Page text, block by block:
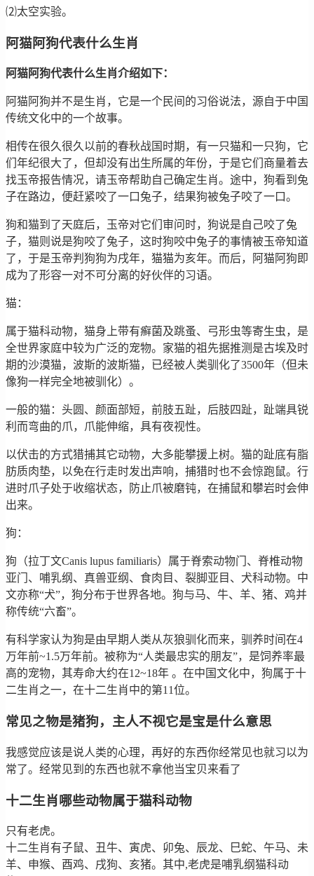
⑵太空实验。
阿猫阿狗代表什么生肖
阿猫阿狗代表什么生肖介绍如下：
阿猫阿狗并不是生肖，它是一个民间的习俗说法，源自于中国
传统文化中的一个故事。
相传在很久很久以前的春秋战国时期，有一只猫和一只狗，它
们年纪很大了，但却没有出生所属的年份，于是它们商量着去
找玉帝报告情况，请玉帝帮助自己确定生肖。途中，狗看到兔
子在路边，便赶紧咬了一口兔子，结果狗被兔子咬了一口。
狗和猫到了天庭后，玉帝对它们审问时，狗说是自己咬了兔
子，猫则说是狗咬了兔子，这时狗咬中兔子的事情被玉帝知道
了，于是玉帝判狗狗为戌年，猫猫为亥年。而后，阿猫阿狗即
成为了形容一对不可分离的好伙伴的习语。
猫：
属于猫科动物，猫身上带有癣菌及跳蚤、弓形虫等寄生虫，是
全世界家庭中较为广泛的宠物。家猫的祖先据推测是古埃及时
期的沙漠猫，波斯的波斯猫，已经被人类驯化了3500年（但未
像狗一样完全地被驯化）。
一般的猫：头圆、颜面部短，前肢五趾，后肢四趾，趾端具锐
利而弯曲的爪，爪能伸缩，具有夜视性。
以伏击的方式猎捕其它动物，大多能攀援上树。猫的趾底有脂
肪质肉垫，以免在行走时发出声响，捕猎时也不会惊跑鼠。行
进时爪子处于收缩状态，防止爪被磨钝，在捕鼠和攀岩时会伸
出来。
狗：
狗（拉丁文Canis lupus familiaris）属于脊索动物门、脊椎动物
亚门、哺乳纲、真兽亚纲、食肉目、裂脚亚目、犬科动物。中
文亦称“犬”，狗分布于世界各地。狗与马、牛、羊、猪、鸡并
称传统“六畜”。
有科学家认为狗是由早期人类从灰狼驯化而来，驯养时间在4
万年前~1.5万年前。被称为“人类最忠实的朋友”，是饲养率最
高的宠物，其寿命大约在12~18年 。在中国文化中，狗属于十
二生肖之一，在十二生肖中的第11位。
常见之物是猪狗，主人不视它是宝是什么意思
我感觉应该是说人类的心理，再好的东西你经常见也就习以为
常了。经常见到的东西也就不拿他当宝贝来看了
十二生肖哪些动物属于猫科动物
只有老虎。
十二生肖有子鼠、丑牛、寅虎、卯兔、辰龙、巳蛇、午马、未
羊、申猴、酉鸡、戌狗、亥猪。其中,老虎是哺乳纲猫科动